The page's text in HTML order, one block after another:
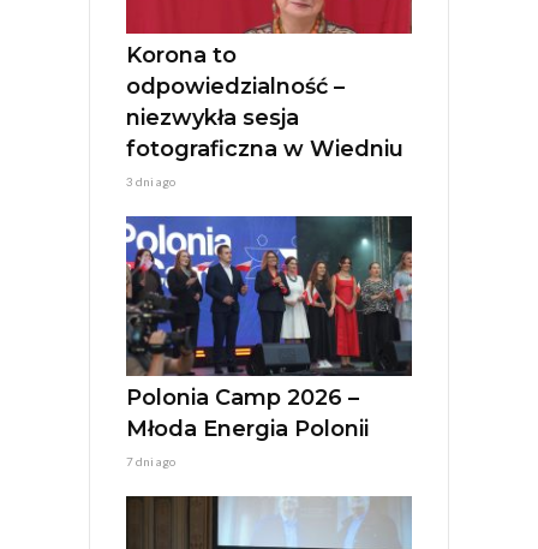
Korona to
odpowiedzialność –
niezwykła sesja
fotograficzna w Wiedniu
3 dni ago
Polonia Camp 2026 –
Młoda Energia Polonii
7 dni ago